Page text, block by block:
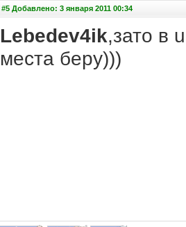
#5 Добавлено: 3 января 2011 00:34
Lebedev4ik,зато в
места беру)))